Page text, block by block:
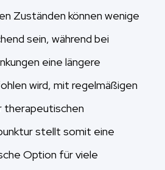
Zuständen können wenige
sein, während bei
eine längere
wird, mit regelmäßigen
therapeutischen
stellt somit eine
Option für viele